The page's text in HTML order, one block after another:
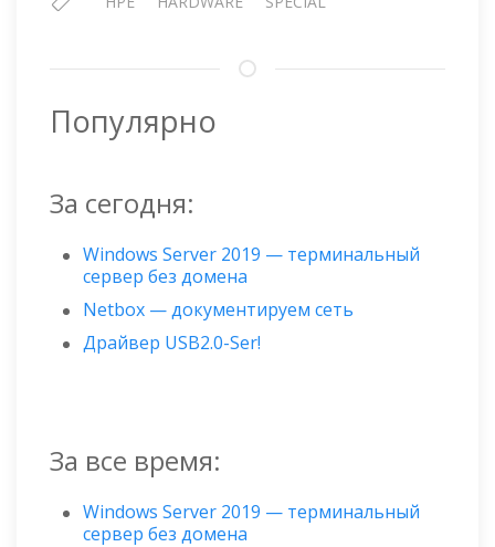
Популярно
За сегодня:
Windows Server 2019 — терминальный
сервер без домена
Netbox — документируем сеть
Драйвер USB2.0-Ser!
За все время:
Windows Server 2019 — терминальный
сервер без домена